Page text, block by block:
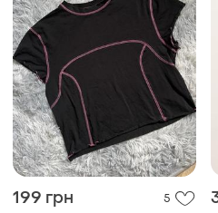
199 грн
ASOS
Топ футболка жіноча чорна
asos
36 / S / 44